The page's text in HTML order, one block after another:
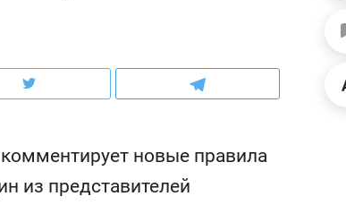
новые правила
из представителей